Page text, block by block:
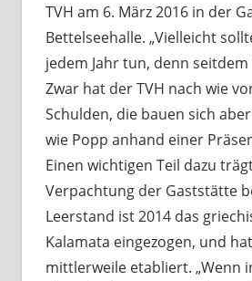
TVH am 6. März 2016 in der
Bettelseehalle. „Vielleicht
jedem Jahr tun, denn seitdem
Zwar hat der TVH nach wie
Schulden, die bauen sich
wie Popp anhand einer
Einen wichtigen Teil dazu
Verpachtung der Gaststätte
Leerstand ist 2014 das
Kalamata eingezogen, und
mittlerweile etabliert. „Wenn